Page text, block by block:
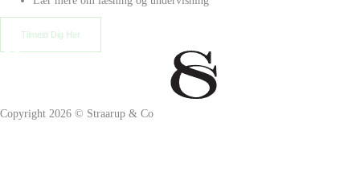
Tilmeld Dig Her
Copyright 2026 © Straarup & Co